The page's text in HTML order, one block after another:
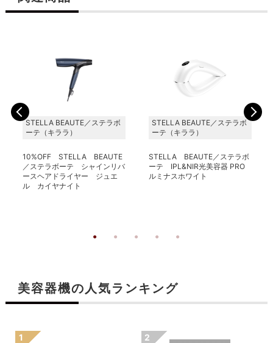
STELLA BEAUTE／ステラボ
ーテ（キララ）
10%OFF STELLA BEAUTE
／ステラボーテ シャインリバ
ースヘアドライヤー ジュエ
ル カイヤナイト
STELLA BEAUTE／ステラボ
ーテ（キララ）
STELLA BEAUTE／ステラボ
ーテ IPL&NIR光美容器 PRO
ルミナスホワイト
美容器機の人気ランキング